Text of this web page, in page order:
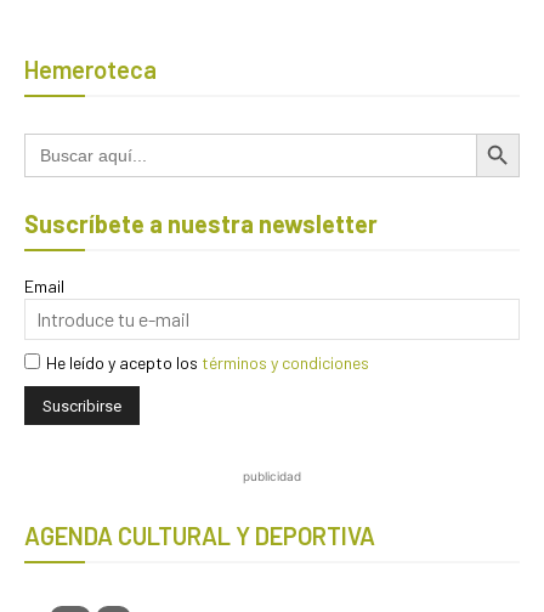
Hemeroteca
Buscar: Botón de
Suscríbete a nuestra newsletter
Email
He leído y acepto los términos y condiciones
publicidad
AGENDA CULTURAL Y DEPORTIVA